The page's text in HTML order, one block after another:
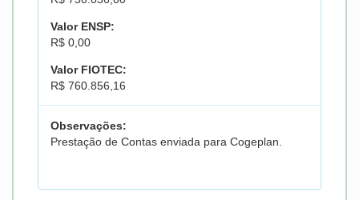
Valor ENSP:
R$ 0,00
Valor FIOTEC:
R$ 760.856,16
Observações:
Prestação de Contas enviada para Cogeplan.